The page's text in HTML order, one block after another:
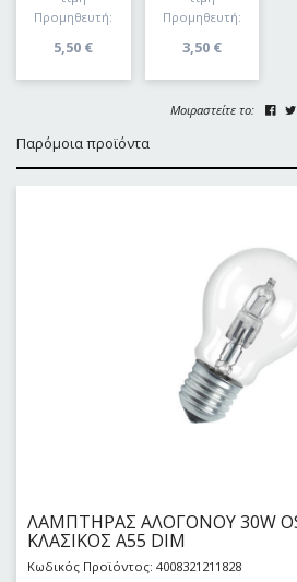
Προμηθευτή:
5,50 €
Προμηθευτή:
3,50 €
Μοιραστείτε το:
Παρόμοια προϊόντα
ΛΑΜΠΤΗΡΑΣ ΑΛΟΓΟΝΟΥ 30W
KΛΑΣΙΚΟΣ Α55 DIM
Κωδικός Προϊόντος: 4008321211828